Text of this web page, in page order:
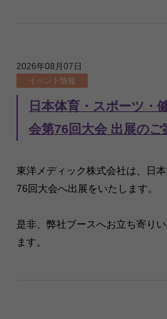
2026年08月07日
イベント情報
日本体育・スポーツ・
会第76回大会 出展のご
東洋メディック株式会社は、日
76回大会へ出展をいたします。
是非、弊社ブースへお立ち寄り
ます。